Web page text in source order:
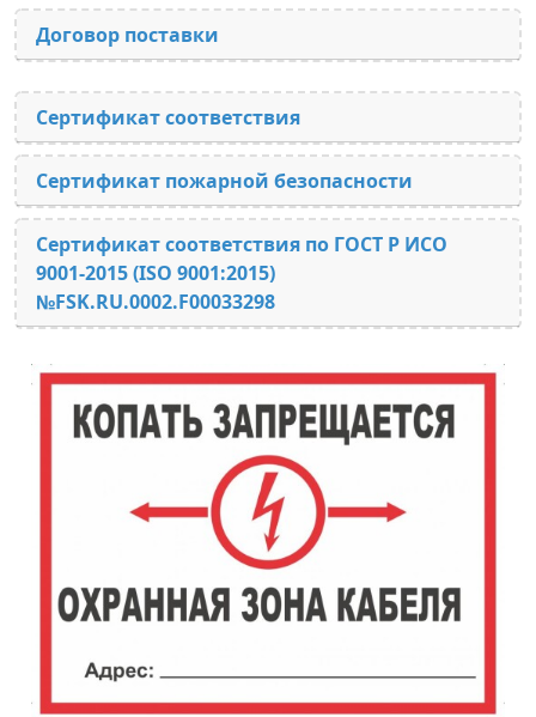
Договор поставки
Сертификат соответствия
Сертификат пожарной безопасности
Сертификат соответствия по ГОСТ Р ИСО
9001-2015 (ISO 9001:2015)
№FSK.RU.0002.F00033298